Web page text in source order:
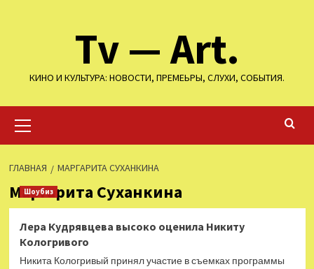
Tv — Art.
КИНО И КУЛЬТУРА: НОВОСТИ, ПРЕМЕЬРЫ, СЛУХИ, СОБЫТИЯ.
меню
ГЛАВНАЯ МАРГАРИТА СУХАНКИНА
Маргарита Суханкина
Шоубиз
Лера Кудрявцева высоко оценила Никиту
Кологривого
Никита Кологривый принял участие в съемках программы